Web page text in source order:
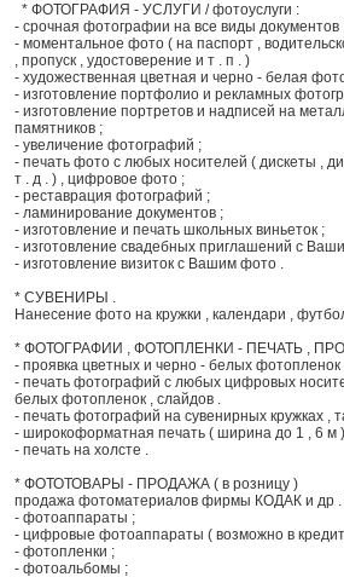
* ФОТОГРАФИЯ - УСЛУГИ / фотоуслуги :
- срочная фотографии на все виды документов
- моментальное фото ( на паспорт ,
, пропуск , удостоверение и т . п . )
- художественная цветная и черно - белая
- изготовление портфолио и рекламных
- изготовление портретов и надписей на
памятников ;
- увеличение фотографий ;
- печать фото с любых носителей ( дискеты ,
т . д . ) , цифровое фото ;
- реставрация фотографий ;
- ламинирование документов ;
- изготовление и печать школьных виньеток ;
- изготовление свадебных приглашений с
- изготовление визиток с Вашим фото .
* СУВЕНИРЫ .
Нанесение фото на кружки , календари ,
* ФОТОГРАФИИ , ФОТОПЛЕНКИ - ПЕЧАТЬ ,
- проявка цветных и черно - белых фотопленок
- печать фотографий с любых цифровых
белых фотопленок , слайдов .
- печать фотографий на сувенирных кружках ,
- широкоформатная печать ( ширина до 1 , 6 м
- печать на холсте .
* ФОТОТОВАРЫ - ПРОДАЖА ( в розницу )
продажа фотоматериалов фирмы КОДАК и др .
- фотоаппараты ;
- цифровые фотоаппараты ( возможно в
- фотопленки ;
- фотоальбомы ;